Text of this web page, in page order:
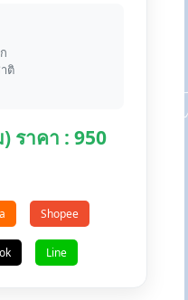
ติ
ราคา : 950
Shopee
Line